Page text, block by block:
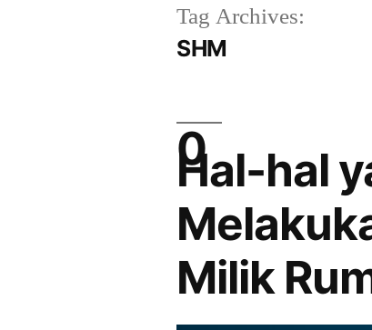
Tag Archives:
SHM
Hal-hal
Milik